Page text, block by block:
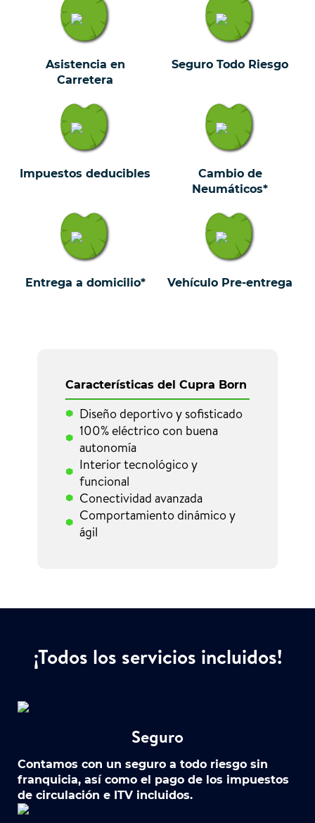
Asistencia en
Carretera
Seguro Todo Riesgo
Impuestos deducibles
Cambio de
Neumáticos*
Entrega a domicilio* Vehículo Pre-entrega
Características del Cupra Born
Diseño deportivo y sofisticado
100% eléctrico con buena
autonomía
Interior tecnológico y
funcional
Conectividad avanzada
Comportamiento dinámico y
ágil
¡Todos los servicios incluidos!
Seguro
Contamos con un seguro a todo riesgo sin
franquicia, así como el pago de los impuestos
de circulación e ITV incluidos.